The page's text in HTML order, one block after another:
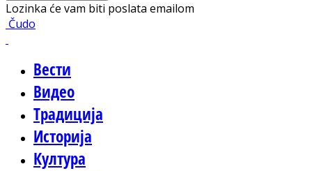
Lozinka će vam biti poslata emailom
Čudo
Вести
Видео
Традиција
Историја
Култура